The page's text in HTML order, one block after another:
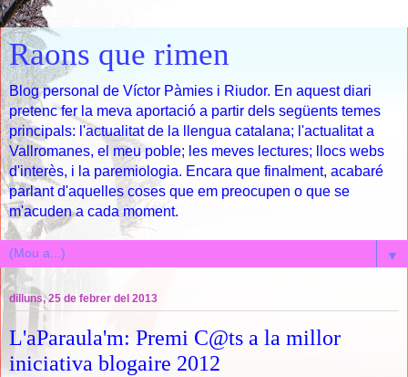
Raons que rimen
Blog personal de Víctor Pàmies i Riudor. En aquest diari
pretenc fer la meva aportació a partir dels següents temes
principals: l'actualitat de la llengua catalana; l'actualitat a
Vallromanes, el meu poble; les meves lectures; llocs webs
d'interès, i la paremiologia. Encara que finalment, acabaré
parlant d'aquelles coses que em preocupen o que se
m'acuden a cada moment.
▼
dilluns, 25 de febrer del 2013
L'aParaula'm: Premi C@ts a la millor
iniciativa blogaire 2012